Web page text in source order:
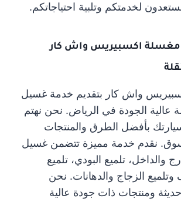
لخدمتكم وتلبية احتياجاتكم.
اكسبيريس واش كار
واش كار بتقديم خدمة غسيل
عالية الجودة في الرياض. نحن نهتم
بأفضل الطرق والمنتجات
نقدم خدمة مميزة تتضمن غسيل
والداخل، تلميع البودي، تلميع
الزجاج والدهانات. نحن
ومنتجات ذات جودة عالية